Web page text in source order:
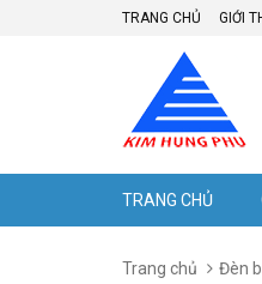
TRANG CHỦ GIỚI
TRANG CHỦ
Trang chủ Đèn